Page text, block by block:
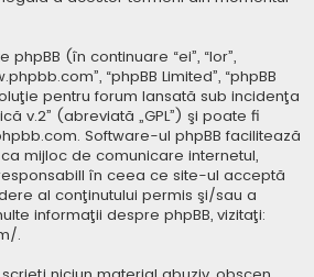
phpBB (în continuare “ei”, “lor”,
“phpBB Limited”, “phpBB
pentru forum lansată sub incidenţa
v.2” (abreviată „GPL”) şi poate fi
. Software-ul phpBB facilitează
mijloc de comunicare internetul,
în ceea ce site-ul acceptă
al conţinutului permis şi/sau a
informaţii despre phpBB, vizitaţi:
.